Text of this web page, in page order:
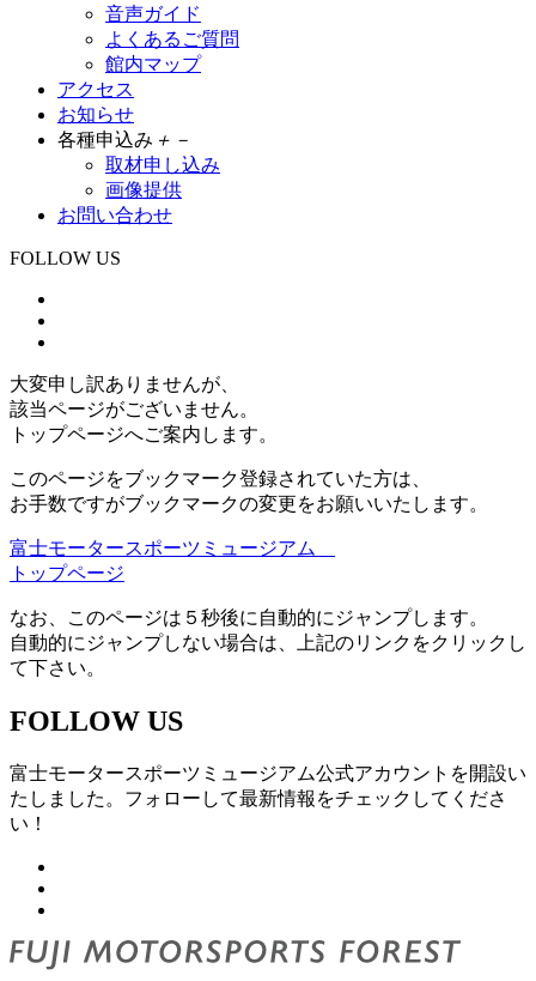
音声ガイド
よくあるご質問
館内マップ
アクセス
お知らせ
各種申込み ＋ －
取材申し込み
画像提供
お問い合わせ
FOLLOW US
大変申し訳ありませんが、
該当ページがございません。
トップページへご案内します。
このページをブックマーク登録されていた方は、
お手数ですがブックマークの変更をお願いいたします。
富士モータースポーツミュージアム
トップページ
なお、このページは５秒後に自動的にジャンプします。
自動的にジャンプしない場合は、上記のリンクをクリックし
て下さい。
FOLLOW US
富士モータースポーツミュージアム公式アカウントを開設い
たしました。フォローして最新情報をチェックしてくださ
い！